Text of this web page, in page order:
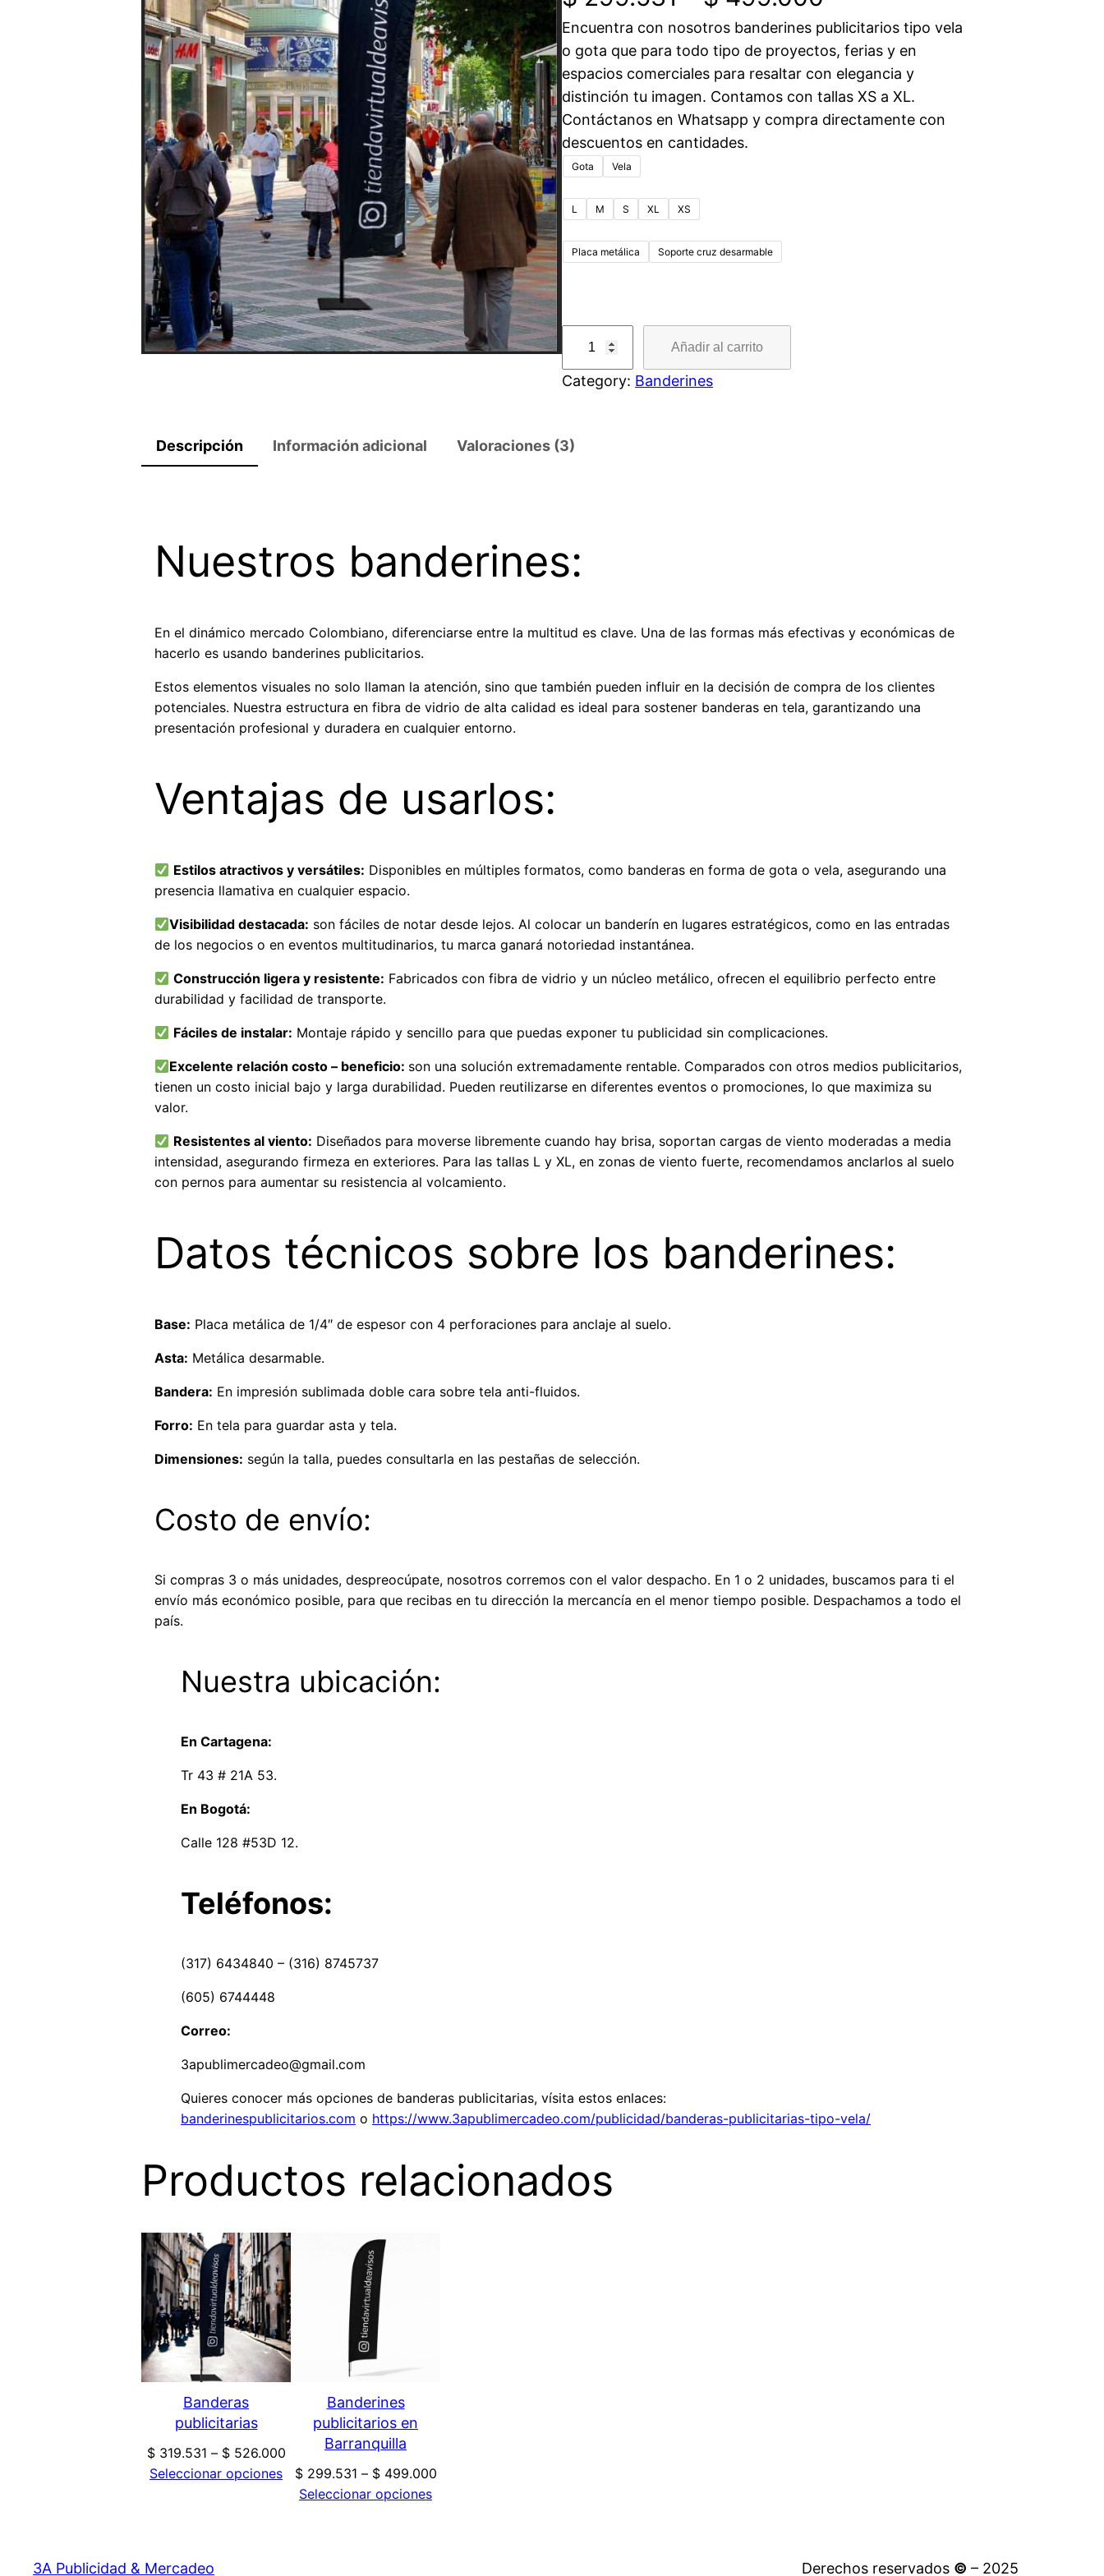
Encuentra con nosotros banderines publicitarios tipo vela
o gota que para todo tipo de proyectos, ferias y en
espacios comerciales para resaltar con elegancia y
distinción tu imagen. Contamos con tallas XS a XL.
Contáctanos en Whatsapp y compra directamente con
descuentos en cantidades.
Gota Vela
L M S XL XS
Placa metálica Soporte cruz desarmable
a
n
r
p
l
c
i
c
t
d
Añadir al carrito
Category: Banderines
Descripción Información adicional Valoraciones (3)
Nuestros banderines:
En el dinámico mercado Colombiano, diferenciarse entre la multitud es clave. Una de las formas más efectivas y económicas de
hacerlo es usando banderines publicitarios.
Estos elementos visuales no solo llaman la atención, sino que también pueden influir en la decisión de compra de los clientes
potenciales. Nuestra estructura en fibra de vidrio de alta calidad es ideal para sostener banderas en tela, garantizando una
presentación profesional y duradera en cualquier entorno.
Ventajas de usarlos:
Estilos atractivos y versátiles: Disponibles en múltiples formatos, como banderas en forma de gota o vela, asegurando una
presencia llamativa en cualquier espacio.
Visibilidad destacada: son fáciles de notar desde lejos. Al colocar un banderín en lugares estratégicos, como en las entradas
de los negocios o en eventos multitudinarios, tu marca ganará notoriedad instantánea.
Construcción ligera y resistente: Fabricados con fibra de vidrio y un núcleo metálico, ofrecen el equilibrio perfecto entre
durabilidad y facilidad de transporte.
Fáciles de instalar: Montaje rápido y sencillo para que puedas exponer tu publicidad sin complicaciones.
Excelente relación costo – beneficio: son una solución extremadamente rentable. Comparados con otros medios publicitarios,
tienen un costo inicial bajo y larga durabilidad. Pueden reutilizarse en diferentes eventos o promociones, lo que maximiza su
valor.
Resistentes al viento: Diseñados para moverse libremente cuando hay brisa, soportan cargas de viento moderadas a media
intensidad, asegurando firmeza en exteriores. Para las tallas L y XL, en zonas de viento fuerte, recomendamos anclarlos al suelo
con pernos para aumentar su resistencia al volcamiento.
Datos técnicos sobre los banderines:
Base: Placa metálica de 1/4″ de espesor con 4 perforaciones para anclaje al suelo.
Asta: Metálica desarmable.
Bandera: En impresión sublimada doble cara sobre tela anti-fluidos.
Forro: En tela para guardar asta y tela.
Dimensiones: según la talla, puedes consultarla en las pestañas de selección.
Costo de envío:
Si compras 3 o más unidades, despreocúpate, nosotros corremos con el valor despacho. En 1 o 2 unidades, buscamos para ti el
envío más económico posible, para que recibas en tu dirección la mercancía en el menor tiempo posible. Despachamos a todo el
país.
Nuestra ubicación:
En Cartagena:
Tr 43 # 21A 53.
En Bogotá:
Calle 128 #53D 12.
Teléfonos:
(317) 6434840 – (316) 8745737
(605) 6744448
Correo:
3apublimercadeo@gmail.com
Quieres conocer más opciones de banderas publicitarias, vísita estos enlaces:
banderinespublicitarios.com o https://www.3apublimercadeo.com/publicidad/banderas-publicitarias-tipo-vela/
Productos relacionados
Banderas
publicitarias
$319.531 – $526.000
Seleccionar opciones
Banderines
publicitarios en
Barranquilla
$299.531 – $499.000
Seleccionar opciones
3A Publicidad & Mercadeo Derechos reservados © – 2025